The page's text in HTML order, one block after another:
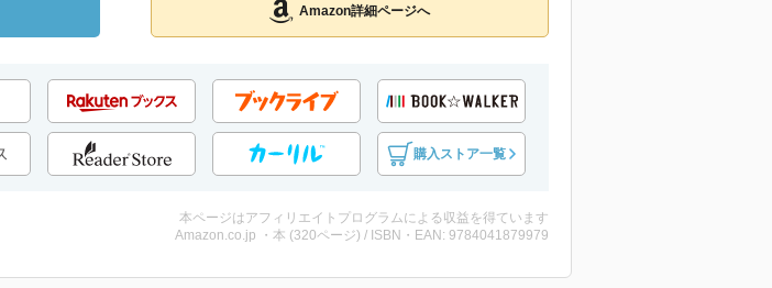
Amazon詳細ページへ
購入ストア一覧
本ページはアフィリエイトプログラムによる収益を得ています
Amazon.co.jp ・本 (320ページ) / ISBN・EAN: 9784041879979